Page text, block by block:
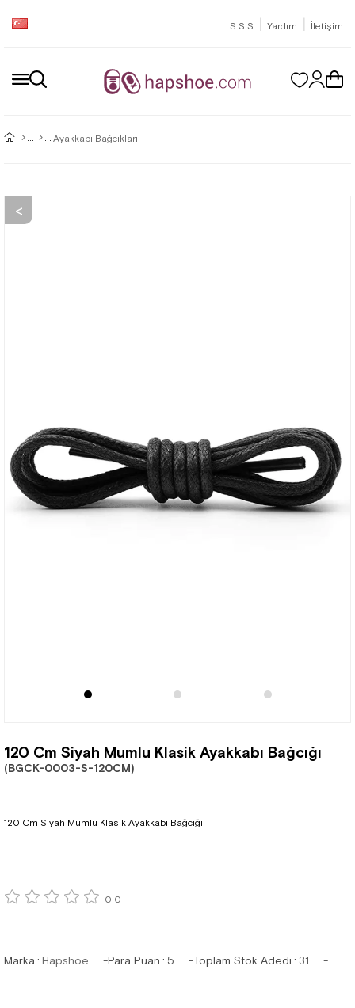
S.S.S | Yardım | İletişim
Ayakkabı Bağcıkları
120 Cm Siyah Mumlu Klasik Ayakkabı Bağcığı
(BGCK-0003-S-120CM)
120 Cm Siyah Mumlu Klasik Ayakkabı Bağcığı
0.0
Marka : Hapshoe Para Puan : 5 Toplam Stok Adedi : 31